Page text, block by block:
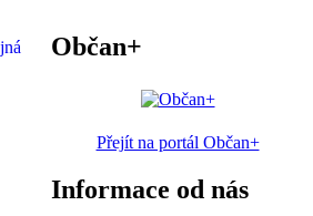
Občan+
Přejít na portál Občan+
Informace od nás